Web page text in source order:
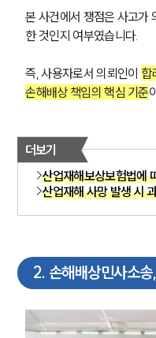
본 사건에서 쟁점은 사고가
한 것인지 여부였습니다.
즉, 사용자로서 의뢰인이 합
손해배상 책임의 핵심 기준
더보기
산업재해보상보험법에
산업재해 사망 발생 시
2. 손해배상민사소